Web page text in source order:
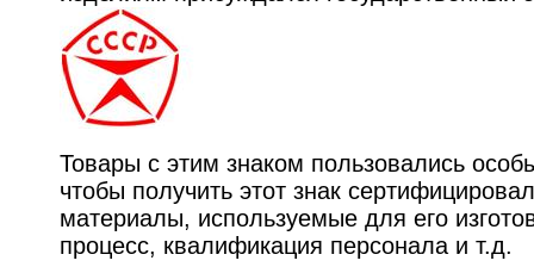
Товары с этим знаком пользовались
чтобы получить этот знак
материалы, используемые для его
процесс, квалификация персонала и т.д.